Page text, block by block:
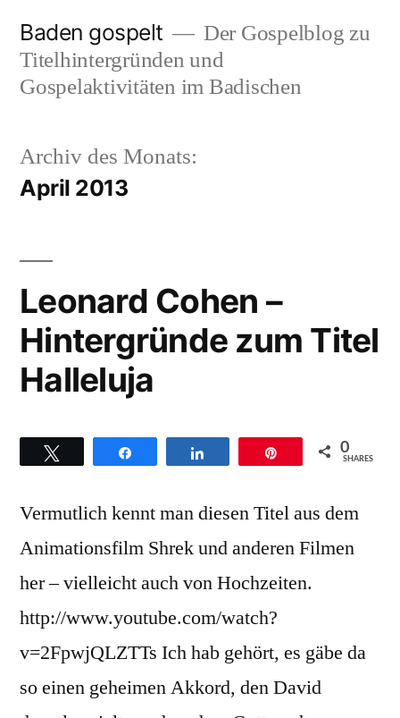
Inhalt
springen
Baden gospelt
Der Gospelblog zu
Titelhintergründen und
Gospelaktivitäten im Badischen
Archiv des Monats:
April 2013
Leonard Cohen –
Hintergründe zum Titel
Halleluja
0
SHARES
Vermutlich kennt man diesen Titel aus dem
Animationsfilm Shrek und anderen Filmen
her – vielleicht auch von Hochzeiten.
http://www.youtube.com/watch?
v=2FpwjQLZTTs Ich hab gehört, es gäbe da
so einen geheimen Akkord, den David